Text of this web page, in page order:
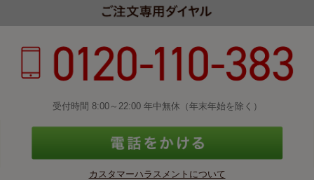
受付時間 8:00～22:00 年中無休（年末年始を除く）
カスタマーハラスメントについて